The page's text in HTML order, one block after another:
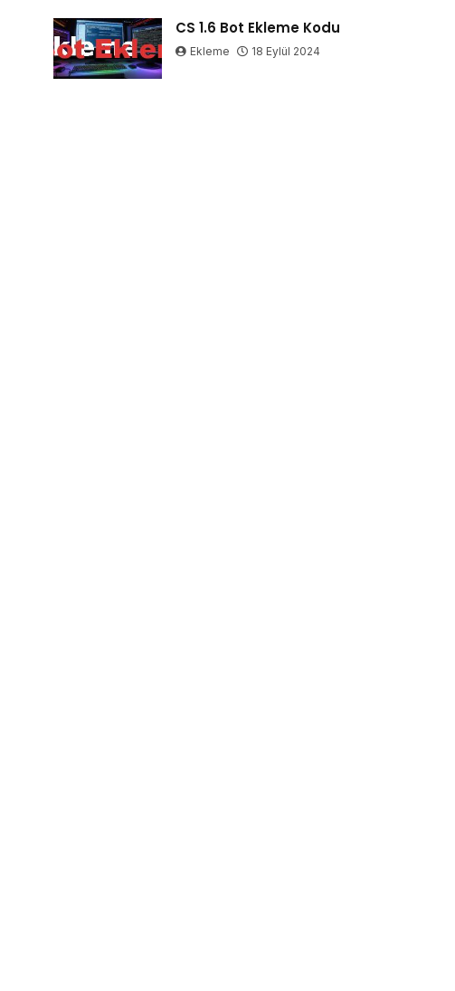
CS 1.6 Bot Ekleme Kodu
Ekleme 18 Eylül 2024